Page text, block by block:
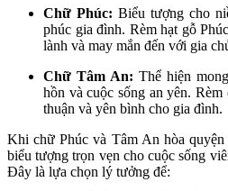
Chữ Phúc: Biểu tượng cho
phúc gia đình. Rèm hạt gỗ
lành và may mắn đến với gia
Chữ Tâm An: Thể hiện
hồn và cuộc sống an yên.
thuận và yên bình cho gia đình.
Khi chữ Phúc và Tâm An hòa quyện
biểu tượng trọn vẹn cho cuộc sống
Đây là lựa chọn lý tưởng để: